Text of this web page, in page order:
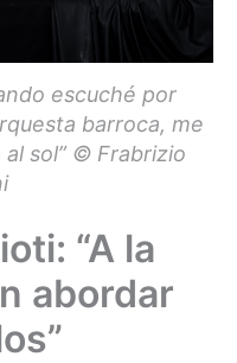
escuché por
barroca, me
sol” © Frabrizio
“A la
abordar